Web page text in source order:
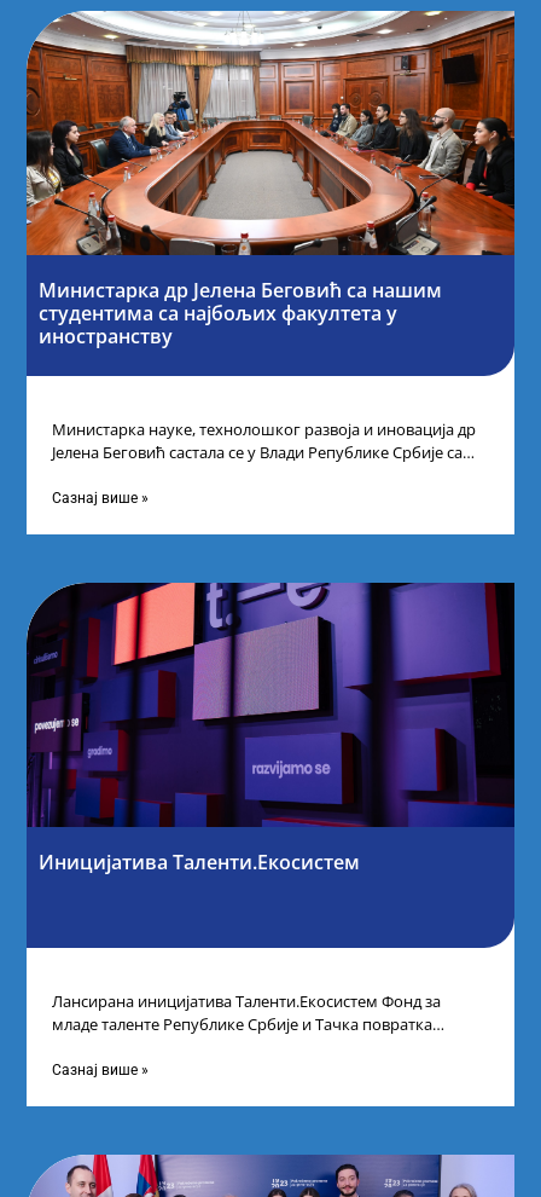
Министарка др Јелена Беговић са нашим
студентима са најбољих факултета у
иностранству
Министарка науке, технолошког развоја и иновација др
Јелена Беговић састала се у Влади Републике Србије са
Сазнај више »
Иницијатива Таленти.Екосистем
Лансирана иницијатива Таленти.Екосистем Фонд за
младе таленте Републике Србије и Тачка повратка
догађају су се
Сазнај више »